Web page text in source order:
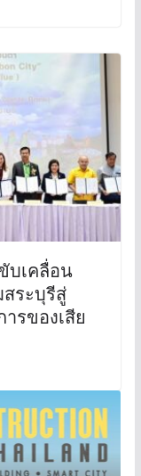
บเคลื่อน
ระบุรีสู่
รของเสีย